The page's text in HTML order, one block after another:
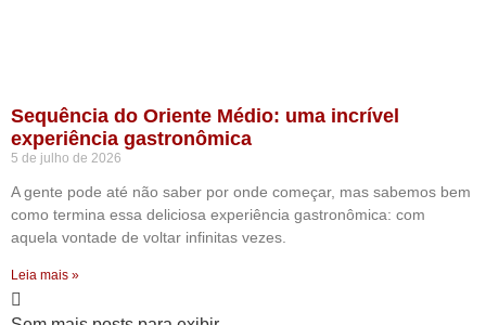
Sequência do Oriente Médio: uma incrível
experiência gastronômica
5 de julho de 2026
A gente pode até não saber por onde começar, mas sabemos bem
como termina essa deliciosa experiência gastronômica: com
aquela vontade de voltar infinitas vezes.
Leia mais »